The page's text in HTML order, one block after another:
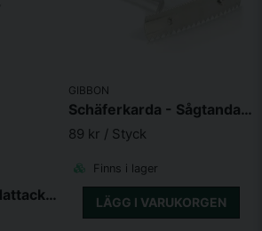
Dog defense Hundattack spray 50ml
GIBBON
Schäferkarda - Sågtandad skrapa i metall
89 kr / Styck
Finns i lager
LÄGG I VARUKORGEN